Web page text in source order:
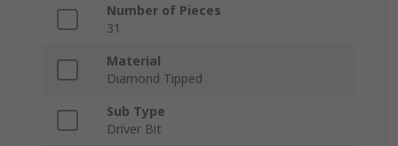
Number of Pieces
31
Material
Diamond Tipped
Sub Type
Driver Bit